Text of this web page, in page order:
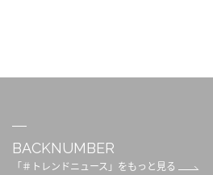
BACKNUMBER
「＃トレンドニュース」をもっと見る